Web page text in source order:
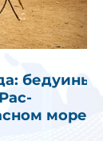
бедуины
море